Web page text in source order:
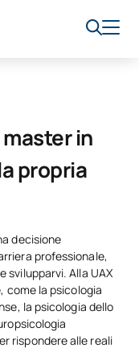
in
propria
decisione
professionale,
svilupparvi. Alla UAX
come la psicologia
la psicologia dello
rispondere alle reali